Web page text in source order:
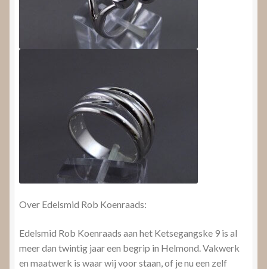
Over Edelsmid Rob Koenraads:
Edelsmid Rob Koenraads aan het Ketsegangske 9 is al
meer dan twintig jaar een begrip in Helmond. Vakwerk
en maatwerk is waar wij voor staan, of je nu een zelf